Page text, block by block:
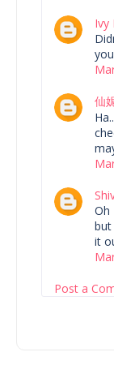
Ivy
仙
Oh
but
it
Post a